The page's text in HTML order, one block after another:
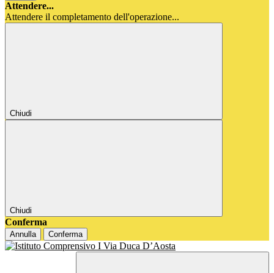
Attendere...
Attendere il completamento dell'operazione...
Chiudi
Chiudi
Conferma
Annulla Conferma